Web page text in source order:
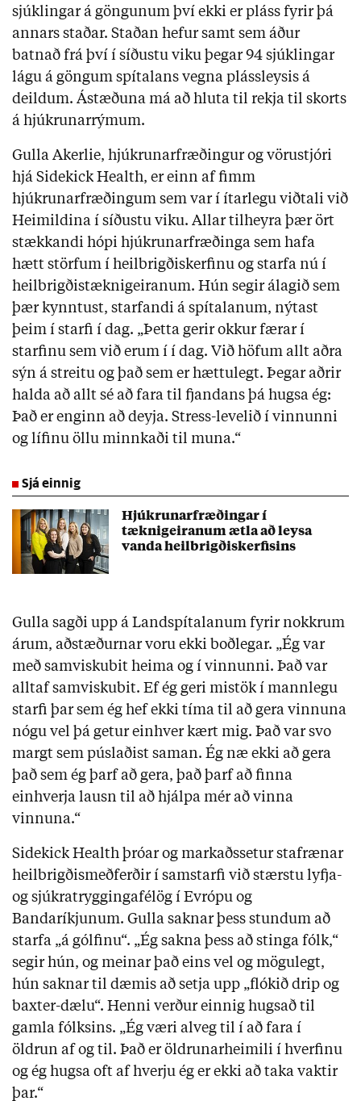
sjúklingar á göngunum því ekki er pláss fyrir þá
annars staðar. Staðan hefur samt sem áður
batnað frá því í síðustu viku þegar 94 sjúklingar
lágu á göngum spítalans vegna plássleysis á
deildum. Ástæðuna má að hluta til rekja til skorts
á hjúkrunarrýmum.
Gulla Akerlie, hjúkrunarfræðingur og vörustjóri
hjá Sidekick Health, er einn af fimm
hjúkrunarfræðingum sem var í ítarlegu viðtali við
Heimildina í síðustu viku. Allar tilheyra þær ört
stækkandi hópi hjúkrunarfræðinga sem hafa
hætt störfum í heilbrigðiskerfinu og starfa nú í
heilbrigðistæknigeiranum. Hún segir álagið sem
þær kynntust, starfandi á spítalanum, nýtast
þeim í starfi í dag. „Þetta gerir okkur færar í
starfinu sem við erum í í dag. Við höfum allt aðra
sýn á streitu og það sem er hættulegt. Þegar aðrir
halda að allt sé að fara til fjandans þá hugsa ég:
Það er enginn að deyja. Stress-levelið í vinnunni
og lífinu öllu minnkaði til muna.“
Sjá einnig
Hjúkrunarfræðingar í
tæknigeiranum ætla að leysa
vanda heilbrigðiskerfisins
Gulla sagði upp á Landspítalanum fyrir nokkrum
árum, aðstæðurnar voru ekki boðlegar. „Ég var
með samviskubit heima og í vinnunni. Það var
alltaf samviskubit. Ef ég geri mistök í mannlegu
starfi þar sem ég hef ekki tíma til að gera vinnuna
nógu vel þá getur einhver kært mig. Það var svo
margt sem púslaðist saman. Ég næ ekki að gera
það sem ég þarf að gera, það þarf að finna
einhverja lausn til að hjálpa mér að vinna
vinnuna.“
Sidekick Health þróar og markaðssetur stafrænar
heilbrigðismeðferðir í samstarfi við stærstu lyfja-
og sjúkratryggingafélög í Evrópu og
Bandaríkjunum. Gulla saknar þess stundum að
starfa „á gólfinu“. „Ég sakna þess að stinga fólk,“
segir hún, og meinar það eins vel og mögulegt,
hún saknar til dæmis að setja upp „flókið drip og
baxter-dælu“. Henni verður einnig hugsað til
gamla fólksins. „Ég væri alveg til í að fara í
öldrun af og til. Það er öldrunarheimili í hverfinu
og ég hugsa oft af hverju ég er ekki að taka vaktir
þar.“